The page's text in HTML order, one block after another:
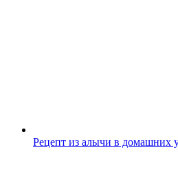
Рецепт из алычи в домашних